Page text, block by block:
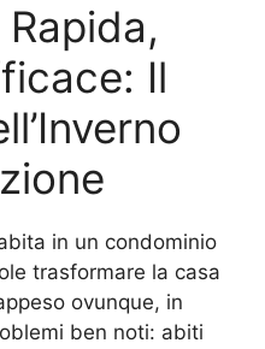
Il
in un condominio
trasformare la casa
ovunque, in
ben noti: abiti